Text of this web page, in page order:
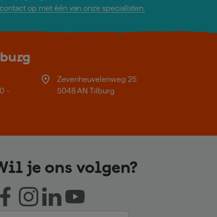
op met één van onze specialisten.
-
Zevenheuvelenweg 25
5048 AN Tilburg
je ons volgen?